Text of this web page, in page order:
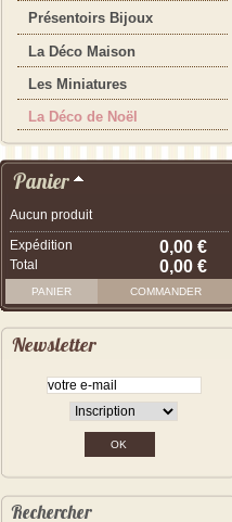
Présentoirs Bijoux
La Déco Maison
Les Miniatures
La Déco de Noël
Panier
Aucun produit
Expédition
0,00 €
Total 0,00 €
PANIER COMMANDER
Newsletter
Rechercher